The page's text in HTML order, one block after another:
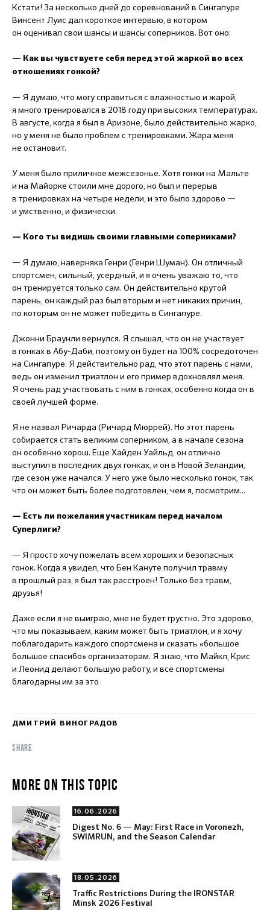
Кстати! За несколько дней до соревнований в Сингапуре
Винсент Луис дал короткое интервью, в котором
он оценивал свои шансы и шансы соперников. Вот оно:
— Как вы чувствуете себя перед этой жаркой во всех
отношениях гонкой?
— Я думаю, что могу справиться с влажностью и жарой,
я много тренировался в 2018 году при высоких температурах.
В августе, когда я был в Аризоне, было действительно жарко,
но у меня не было проблем с тренировками. Жара меня
не остановит.
У меня было приличное межсезонье. Хотя гонки на Мальте
и на Майорке стоили мне дорого, но был и перерыв
в тренировках на четыре недели, и это было здорово —
и умственно, и физически.
— Кого ты видишь своими главными соперниками?
— Я думаю, наверняка Генри (Генри Шуман). Он отличный
спортсмен, сильный, усердный, и я очень уважаю то, что
он тренируется только сам. Он действительно крутой
парень, он каждый раз был вторым и нет никаких причин,
по которым он не может победить в Сингапуре.
Джонни Браунли вернулся. Я слышал, что он не участвует
в гонках в Абу-Даби, поэтому он будет на 100% сосредоточен
на Сингапуре. Я действительно рад, что этот парень с нами,
ведь он изменил триатлон и его пример вдохновлял меня.
Я очень рад участвовать с ним в гонках, особенно когда он в
своей лучшей форме.
Я не назвал Ричарда (Ричард Мюррей). Но этот парень
собирается стать великим соперником, а в начале сезона
он особенно хорош. Еще Хайден Уайльд, он отлично
выступил в последних двух гонках, и он в Новой Зеландии,
где сезон уже начался. У него уже было несколько гонок, так
что он может быть более подготовлен, чем я, посмотрим...
— Есть ли пожелания участникам перед началом
Суперлиги?
— Я просто хочу пожелать всем хороших и безопасных
гонок. Когда я увидел, что Бен Кануте получил травму
в прошлый раз, я был так расстроен! Только без травм,
друзья!
Даже если я не выиграю, мне не будет грустно. Это здорово,
что мы показываем, каким может быть триатлон, и я хочу
поблагодарить каждого спортсмена и сказать «большое
большое спасибо» организаторам. Я знаю, что Майкл, Крис
и Леонид делают большую работу, и все спортсмены
благодарны им за это
ДМИТРИЙ ВИНОГРАДОВ
SHARE
MORE ON THIS TOPIC
16.06.2026
Digest No. 6 — May: First Race in Voronezh,
SWIMRUN, and the Season Calendar
18.05.2026
Traffic Restrictions During the IRONSTAR
Minsk 2026 Festival